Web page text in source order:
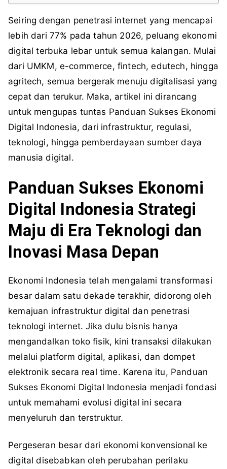
Seiring dengan penetrasi internet yang mencapai
lebih dari 77% pada tahun 2026, peluang ekonomi
digital terbuka lebar untuk semua kalangan. Mulai
dari UMKM, e-commerce, fintech, edutech, hingga
agritech, semua bergerak menuju digitalisasi yang
cepat dan terukur. Maka, artikel ini dirancang
untuk mengupas tuntas Panduan Sukses Ekonomi
Digital Indonesia, dari infrastruktur, regulasi,
teknologi, hingga pemberdayaan sumber daya
manusia digital.
Panduan Sukses Ekonomi
Digital Indonesia Strategi
Maju di Era Teknologi dan
Inovasi Masa Depan
Ekonomi Indonesia telah mengalami transformasi
besar dalam satu dekade terakhir, didorong oleh
kemajuan infrastruktur digital dan penetrasi
teknologi internet. Jika dulu bisnis hanya
mengandalkan toko fisik, kini transaksi dilakukan
melalui platform digital, aplikasi, dan dompet
elektronik secara real time. Karena itu, Panduan
Sukses Ekonomi Digital Indonesia menjadi fondasi
untuk memahami evolusi digital ini secara
menyeluruh dan terstruktur.
Pergeseran besar dari ekonomi konvensional ke
digital disebabkan oleh perubahan perilaku